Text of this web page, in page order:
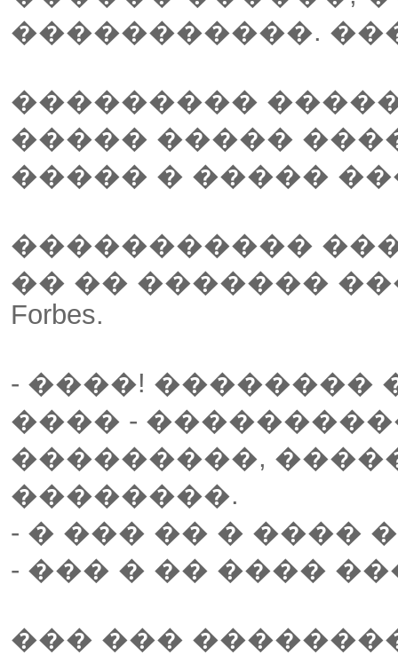
�����������.
���������
����� �����
����� � �����
�����������
�� �� �������
Forbes.
- ����! ��������
���� -
���������,
��������.
- � ��� �� � ����
- ��� � �� ����
��� ���